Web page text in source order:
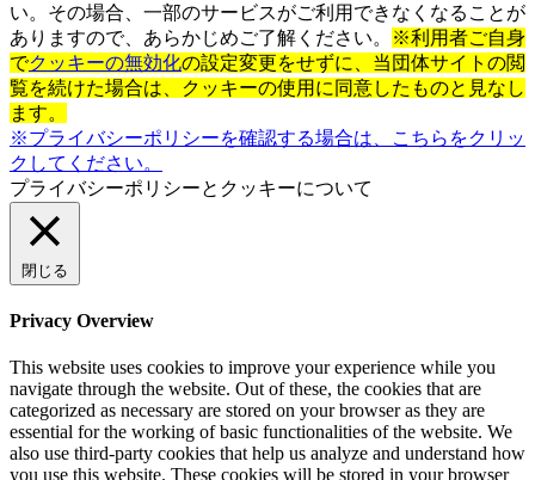
い。その場合、一部のサービスがご利用できなくなることが
ありますので、あらかじめご了解ください。
※利用者ご自身
でクッキーの無効化の設定変更をせずに、当団体サイトの閲
覧を続けた場合は、クッキーの使用に同意したものと見なし
ます。
※プライバシーポリシーを確認する場合は、こちらをクリッ
クしてください。
プライバシーポリシーとクッキーについて
閉じる
Privacy Overview
This website uses cookies to improve your experience while you
navigate through the website. Out of these, the cookies that are
categorized as necessary are stored on your browser as they are
essential for the working of basic functionalities of the website. We
also use third-party cookies that help us analyze and understand how
you use this website. These cookies will be stored in your browser